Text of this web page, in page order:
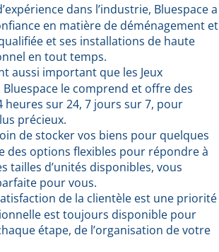
dans l’industrie, Bluespace a
en matière de déménagement et
et ses installations de haute
en tout temps.
aussi important que les Jeux
le comprend et offre des
heures sur 24, 7 jours sur 7, pour
précieux.
de stocker vos biens pour quelques
des options flexibles pour répondre à
tailles d’unités disponibles, vous
pour vous.
de la clientèle est une priorité
est toujours disponible pour
étape, de l’organisation de votre